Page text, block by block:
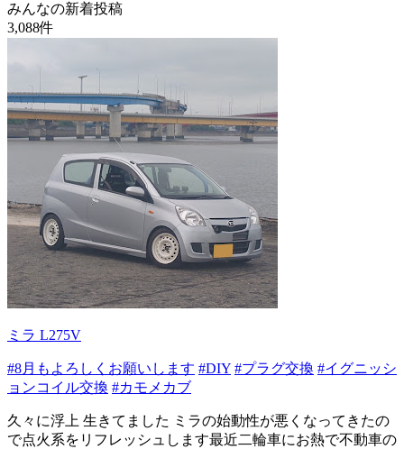
みんなの新着投稿
3,088件
ミラ L275V
#8月もよろしくお願いします #DIY #プラグ交換 #イグニッシ
ョンコイル交換 #カモメカブ
久々に浮上 生きてました ミラの始動性が悪くなってきたの
で点火系をリフレッシュします最近二輪車にお熱で不動車の